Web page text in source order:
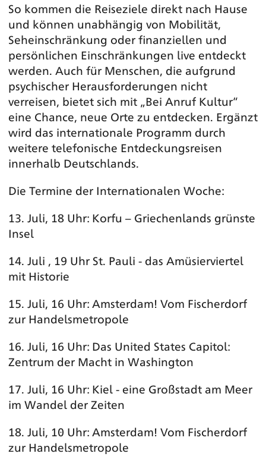
So kommen die Reiseziele direkt nach Hause
und können unabhängig von Mobilität,
Seheinschränkung oder finanziellen und
persönlichen Einschränkungen live entdeckt
werden. Auch für Menschen, die aufgrund
psychischer Herausforderungen nicht
verreisen, bietet sich mit „Bei Anruf Kultur“
eine Chance, neue Orte zu entdecken. Ergänzt
wird das internationale Programm durch
weitere telefonische Entdeckungsreisen
innerhalb Deutschlands.
Die Termine der Internationalen Woche:
13. Juli, 18 Uhr: Korfu – Griechenlands grünste
Insel
14. Juli , 19 Uhr St. Pauli - das Amüsierviertel
mit Historie
15. Juli, 16 Uhr: Amsterdam! Vom Fischerdorf
zur Handelsmetropole
16. Juli, 16 Uhr: Das United States Capitol:
Zentrum der Macht in Washington
17. Juli, 16 Uhr: Kiel - eine Großstadt am Meer
im Wandel der Zeiten
18. Juli, 10 Uhr: Amsterdam! Vom Fischerdorf
zur Handelsmetropole